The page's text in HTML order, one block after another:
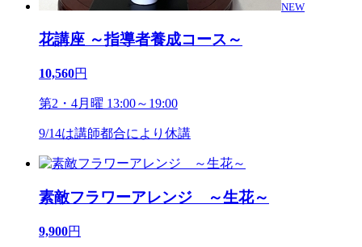
NEW
花講座 ～指導者養成コース～
10,560円
第2・4月曜 13:00～19:00
9/14は講師都合により休講
素敵フラワーアレンジ ～生花～
9,900円